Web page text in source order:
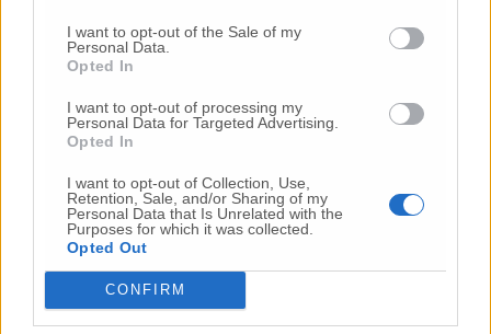
I want to opt-out of the Sale of my
Personal Data.
Opted In
I want to opt-out of processing my
Personal Data for Targeted Advertising.
Opted In
I want to opt-out of Collection, Use,
Retention, Sale, and/or Sharing of my
Personal Data that Is Unrelated with the
Purposes for which it was collected.
Opted Out
CONFIRM
© RIPRODUZIONE RISERVATA
Vai alla home
Commenti